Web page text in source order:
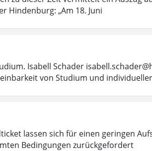
Hindenburg: „Am 18. Juni
Isabell Schader
von Studium und individueller
lassen sich für einen geringen
Bedingungen zurückgefordert